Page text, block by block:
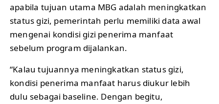
apabila tujuan utama MBG adalah meningkatkan
status gizi, pemerintah perlu memiliki data awal
mengenai kondisi gizi penerima manfaat
sebelum program dijalankan.
“Kalau tujuannya meningkatkan status gizi,
kondisi penerima manfaat harus diukur lebih
dulu sebagai baseline. Dengan begitu,